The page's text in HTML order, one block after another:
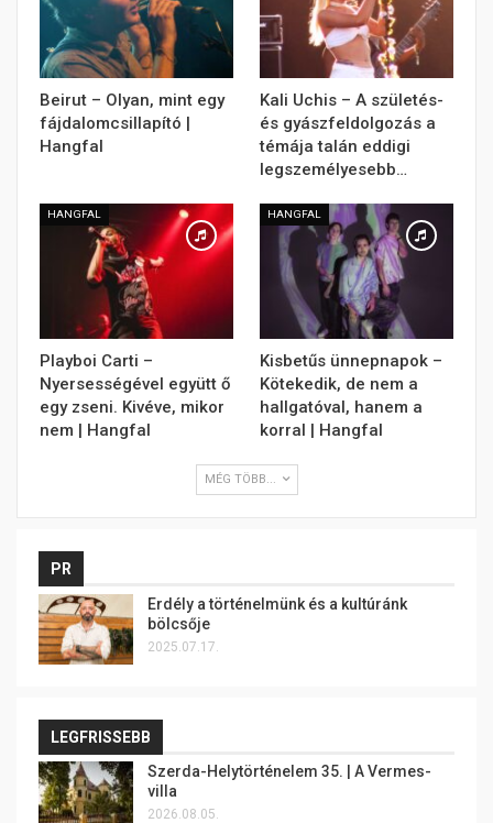
Beirut – Olyan, mint egy
fájdalomcsillapító |
Hangfal
Kali Uchis – A születés-
és gyászfeldolgozás a
témája talán eddigi
legszemélyesebb…
HANGFAL
Playboi Carti –
Nyersességével együtt ő
egy zseni. Kivéve, mikor
nem | Hangfal
HANGFAL
Kisbetűs ünnepnapok –
Kötekedik, de nem a
hallgatóval, hanem a
korral | Hangfal
MÉG TÖBB...
PR
Erdély a történelmünk és a kultúránk
bölcsője
2025.07.17.
LEGFRISSEBB
Szerda-Helytörténelem 35. | A Vermes-
villa
2026.08.05.